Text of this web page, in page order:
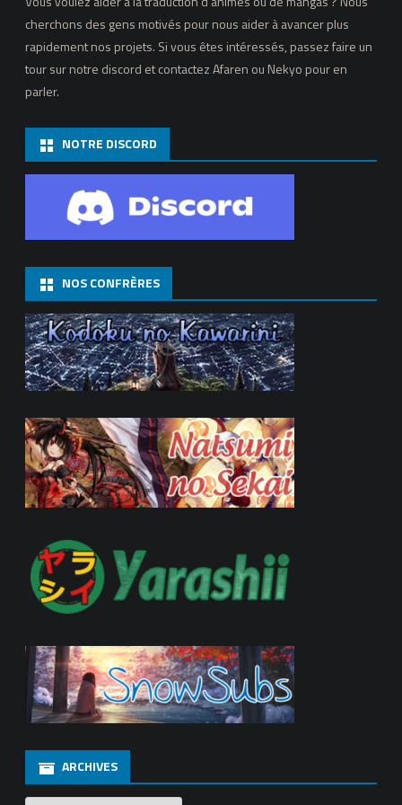
cherchons des gens motivés pour nous aider à avancer plus
rapidement nos projets. Si vous êtes intéressés, passez faire un
tour sur notre discord et contactez Afaren ou Nekyo pour en
parler.
NOTRE DISCORD
NOS CONFRÈRES
ARCHIVES